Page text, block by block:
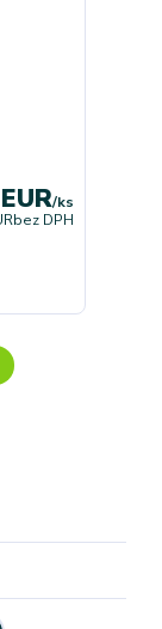
/ks
bez DPH